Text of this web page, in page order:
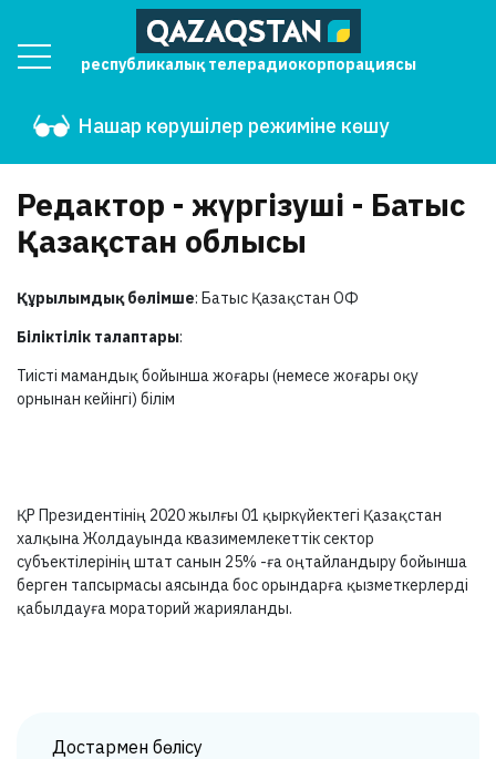
республикалық телерадиокорпорациясы
Нашар көрушілер режиміне көшу
Редактор - жүргізуші - Батыс
Қазақстан облысы
Құрылымдық бөлімше: Батыс Қазақстан ОФ
Біліктілік талаптары:
Тиісті мамандық бойынша жоғары (немесе жоғары оқу
орнынан кейінгі) білім
ҚР Президентінің 2020 жылғы 01 қыркүйектегі Қазақстан
халқына Жолдауында квазимемлекеттік сектор
субъектілерінің штат санын 25% -ға оңтайландыру бойынша
берген тапсырмасы аясында бос орындарға қызметкерлерді
қабылдауға мораторий жарияланды.
Достармен бөлісу